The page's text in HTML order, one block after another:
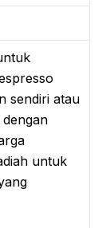
sendiri atau
untuk